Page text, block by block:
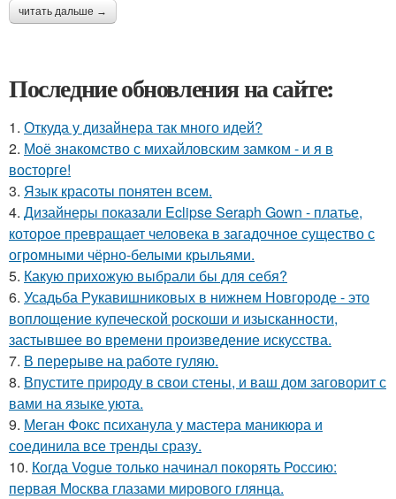
читать дальше →
Последние обновления на сайте:
1. Откуда у дизайнера так много идей?
2. Моё знакомство с михайловским замком - и я в
восторге!
3. Язык красоты понятен всем.
4. Дизайнеры показали Eclipse Seraph Gown - платье,
которое превращает человека в загадочное существо с
огромными чёрно-белыми крыльями.
5. Какую прихожую выбрали бы для себя?
6. Усадьба Рукавишниковых в нижнем Новгороде - это
воплощение купеческой роскоши и изысканности,
застывшее во времени произведение искусства.
7. В перерыве на работе гуляю.
8. Впустите природу в свои стены, и ваш дом заговорит с
вами на языке уюта.
9. Меган Фокс психанула у мастера маникюра и
соединила все тренды сразу.
10. Когда Vogue только начинал покорять Россию:
первая Москва глазами мирового глянца.